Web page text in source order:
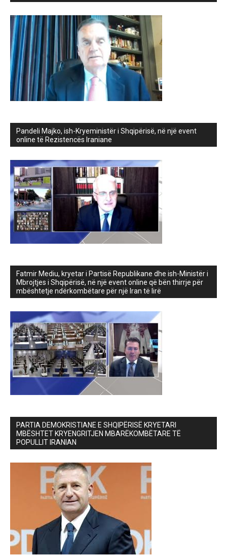
Pandeli Majko, ish-Kryeministër i Shqipërisë, në një event
online të Rezistencës Iraniane
Fatmir Mediu, kryetar i Partisë Republikane dhe ish-Ministër i
Mbrojtjes i Shqipërisë, në një event online që bën thirrje për
mbështetje ndërkombëtare për një Iran të lirë
PARTIA DEMOKRISTIANE E SHQIPËRISË KRYETARI
MBËSHTET KRYENGRITJEN MBARËKOMBËTARE TË
POPULLIT IRANIAN